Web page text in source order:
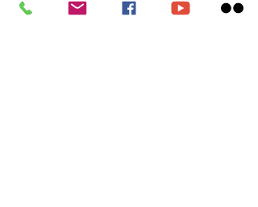
en Zangozako Ikastola